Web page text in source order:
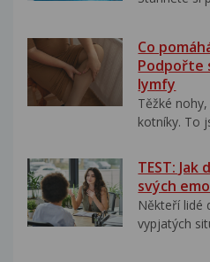
Co
Podpořte
lymfy
Těžké
kotníky. To
TEST:
svých
Někteří lidé
vypjatých